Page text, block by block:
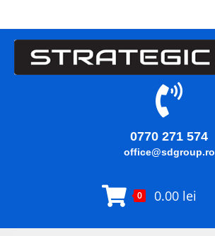
0770 271 574
office@sdgroup.ro
0 0.00 lei